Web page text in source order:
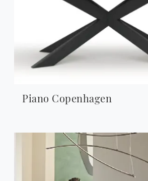
Piano Copenhagen